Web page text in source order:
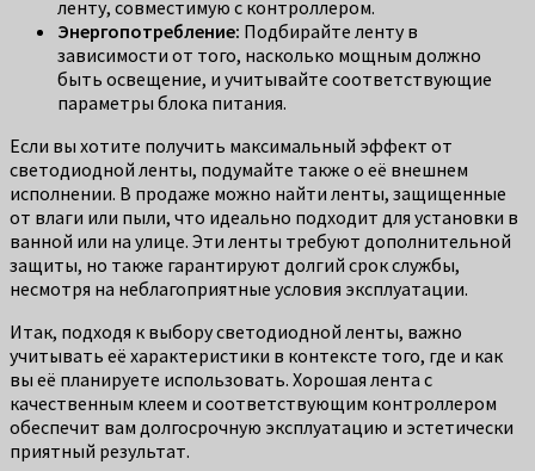
ленту, совместимую с контроллером.
Энергопотребление: Подбирайте ленту в
зависимости от того, насколько мощным должно
быть освещение, и учитывайте соответствующие
параметры блока питания.
Если вы хотите получить максимальный эффект от
светодиодной ленты, подумайте также о её внешнем
исполнении. В продаже можно найти ленты, защищенные
от влаги или пыли, что идеально подходит для установки в
ванной или на улице. Эти ленты требуют дополнительной
защиты, но также гарантируют долгий срок службы,
несмотря на неблагоприятные условия эксплуатации.
Итак, подходя к выбору светодиодной ленты, важно
учитывать её характеристики в контексте того, где и как
вы её планируете использовать. Хорошая лента с
качественным клеем и соответствующим контроллером
обеспечит вам долгосрочную эксплуатацию и эстетически
приятный результат.